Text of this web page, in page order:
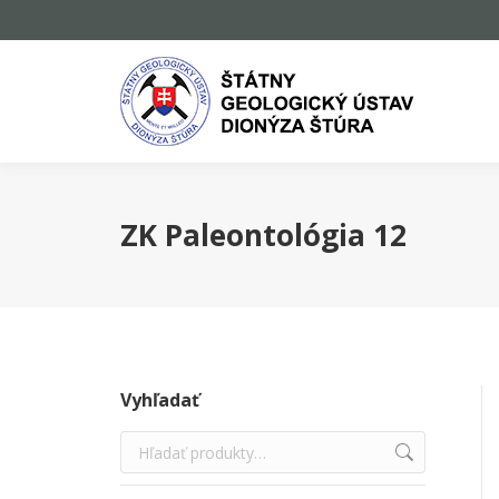
ZK Paleontológia 12
Vyhľadať